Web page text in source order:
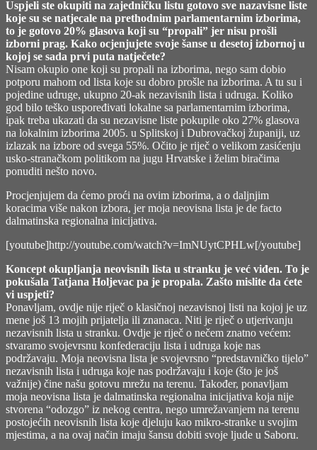
Uspjeli ste okupiti na zajedničku listu gotovo sve nazavisne liste
koje su se natjecale na prethodnim parlamentarnim izborima,
to je gotovo 20% glasova koji su “propali” jer nisu prošli
izborni prag. Kako ocjenjujete svoje šanse u desetoj izbornoj u
kojoj se sada prvi puta natječete?
Nisam okupio one koji su propali na izborima, nego sam dobio
potporu mahom od lista koje su dobro prošle na izborima. A tu su i
pojedine udruge, ukupno 20-ak nezavisnih lista i udruga. Koliko
god bilo teško uspoređivati lokalne sa parlamentarnim izborima,
ipak treba ukazati da su nezavisne liste pokupile oko 27% glasova
na lokalnim izborima 2005. u Splitskoj i Dubrovačkoj županiji, uz
izlazak na izbore od svega 55%. Očito je riječ o velikom zasićenju
usko-stranačkom politikom na jugu Hrvatske i želim biračima
ponuditi nešto novo.
Procjenjujem da ćemo proći na ovim izborima, a o daljnjim
koracima više nakon izbora, jer moja neovisna lista je de facto
dalmatinska regionalna inicijativa.
[youtube]http://youtube.com/watch?v=ImNUytCPHLw[/youtube]
Koncept okupljanja neovisnih lista u stranku je već viđen. To je
pokušala Tatjana Holjevac pa je propala. Zašto mislite da ćete
vi uspjeti?
Ponavljam, ovdje nije riječ o klasičnoj nezavisnoj listi na kojoj je uz
mene još 13 mojih prijatelja ili znanaca. Niti je riječ o utjerivanju
nezavisnih lista u stranku. Ovdje je riječ o nečem znatno većem:
stvaramo svojevrsnu konfederaciju lista i udruga koje nas
podržavaju. Moja neovisna lista je svojevrsno “predstavničko tijelo”
nezavisnih lista i udruga koje nas podržavaju i koje (što je još
važnije) čine našu gotovu mrežu na terenu. Također, ponavljam
moja neovisna lista je dalmatinska regionalna inicijativa koja nije
stvorena “odozgo” iz nekog centra, nego umrežavanjem na terenu
postojećih neovisnih lista koje djeluju kao mikro-stranke u svojim
mjestima, a na ovaj način imaju šansu dobiti svoje ljude u Saboru.